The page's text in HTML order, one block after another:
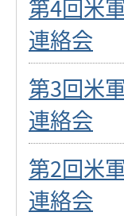
第4回米
連絡会
第3回米
連絡会
第2回米
連絡会